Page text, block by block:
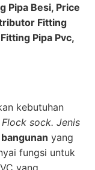
Pipa Besi, Price
Fitting
Pipa Pvc,
kebutuhan
Flock sock. Jenis
yang
fungsi untuk
yang